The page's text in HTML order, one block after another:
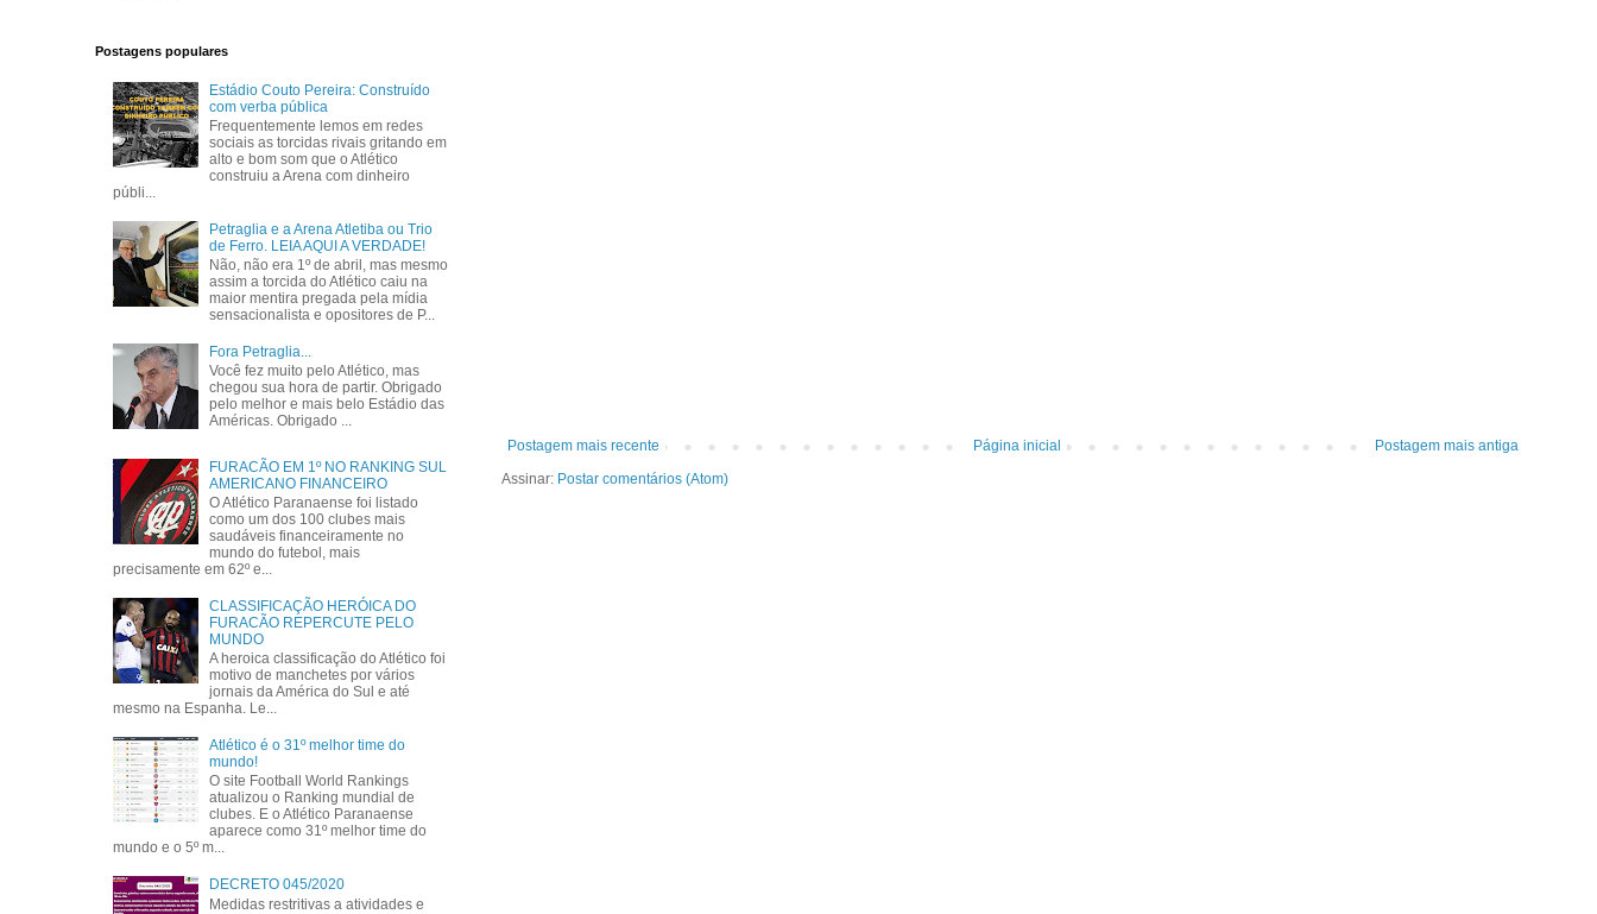
Postagem mais recente Postagem mais antiga
Página inicial
Assinar: Postar comentários (Atom)
Postagens populares
Estádio Couto Pereira: Construído
com verba pública
Frequentemente lemos em redes
sociais as torcidas rivais gritando em
alto e bom som que o Atlético
construiu a Arena com dinheiro
públi...
Petraglia e a Arena Atletiba ou Trio
de Ferro. LEIA AQUI A VERDADE!
Não, não era 1º de abril, mas mesmo
assim a torcida do Atlético caiu na
maior mentira pregada pela mídia
sensacionalista e opositores de P...
Fora Petraglia...
Você fez muito pelo Atlético, mas
chegou sua hora de partir. Obrigado
pelo melhor e mais belo Estádio das
Américas. Obrigado ...
FURACÃO EM 1º NO RANKING SUL
AMERICANO FINANCEIRO
O Atlético Paranaense foi listado
como um dos 100 clubes mais
saudáveis financeiramente no
mundo do futebol, mais
precisamente em 62º e...
CLASSIFICAÇÃO HERÓICA DO
FURACÃO REPERCUTE PELO
MUNDO
A heroica classificação do Atlético foi
motivo de manchetes por vários
jornais da América do Sul e até
mesmo na Espanha. Le...
Atlético é o 31º melhor time do
mundo!
O site Football World Rankings
atualizou o Ranking mundial de
clubes. E o Atlético Paranaense
aparece como 31º melhor time do
mundo e o 5º m...
DECRETO 045/2020
Medidas restritivas a atividades e